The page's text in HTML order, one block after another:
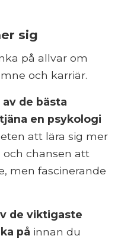
sig
på allvar om
och karriär.
de bästa
en psykologi
att lära sig mer
och chansen att
men fascinerande
de viktigaste
på innan du